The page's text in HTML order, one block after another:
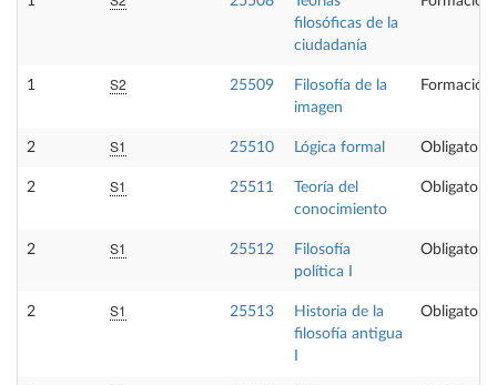
filosóficas de la
ciudadanía
1 S2 25509
Filosofía de la
imagen
Formación
2 S1 25510 Lógica formal Obligatoria
2 S1 25511
Teoría del
conocimiento
Obligatoria
2 S1 25512
Filosofía
política I
Obligatoria
2 S1 25513
Historia de la
filosofía antigua
Obligatoria